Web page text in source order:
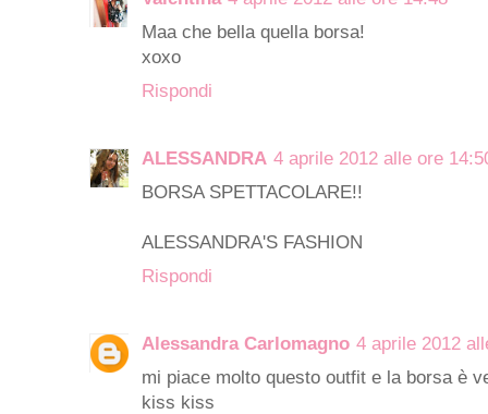
Maa che bella quella borsa!
xoxo
Rispondi
ALESSANDRA 4 aprile 2012 alle ore
BORSA SPETTACOLARE!!
ALESSANDRA'S FASHION
Rispondi
Alessandra Carlomagno 4 aprile 2012
mi piace molto questo outfit e la borsa è
kiss kiss